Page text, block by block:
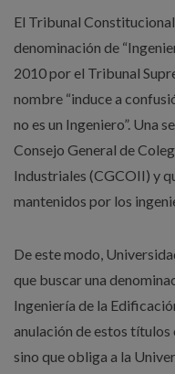
El Tribunal
denominación de
2010 por el Tribunal
nombre “induce a
no es un Ingeniero”. Una
Consejo General de
Industriales (CGCOII) y
mantenidos por los
De este modo,
que buscar una
Ingeniería de la
anulación de estos
sino que obliga a la